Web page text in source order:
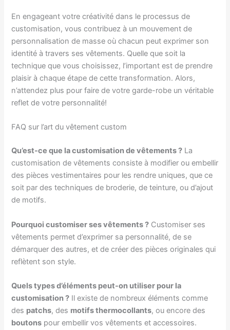
En engageant votre créativité dans le processus de
customisation, vous contribuez à un mouvement de
personnalisation de masse où chacun peut exprimer son
identité à travers ses vêtements. Quelle que soit la
technique que vous choisissez, l’important est de prendre
plaisir à chaque étape de cette transformation. Alors,
n’attendez plus pour faire de votre garde-robe un véritable
reflet de votre personnalité!
FAQ sur l’art du vêtement custom
Qu’est-ce que la customisation de vêtements ? La
customisation de vêtements consiste à modifier ou embellir
des pièces vestimentaires pour les rendre uniques, que ce
soit par des techniques de broderie, de teinture, ou d’ajout
de motifs.
Pourquoi customiser ses vêtements ? Customiser ses
vêtements permet d’exprimer sa personnalité, de se
démarquer des autres, et de créer des pièces originales qui
reflètent son style.
Quels types d’éléments peut-on utiliser pour la
customisation ? Il existe de nombreux éléments comme
des patchs, des motifs thermocollants, ou encore des
boutons pour embellir vos vêtements et accessoires.